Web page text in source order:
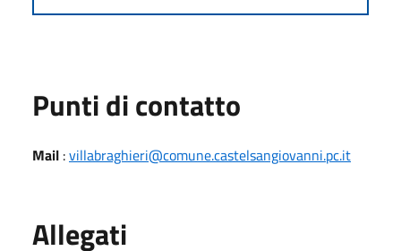
Punti di contatto
Mail :villabraghieri@comune.castelsangiovanni.pc.it
Allegati